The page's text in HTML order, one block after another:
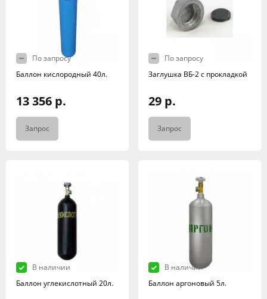
По запросу
Баллон кислородный 40л.
13 356 р.
Запрос
По запросу
Заглушка ВБ-2 с прокладкой
29 р.
Запрос
В наличии
Баллон углекислотный 20л.
В наличии
Баллон аргоновый 5л.